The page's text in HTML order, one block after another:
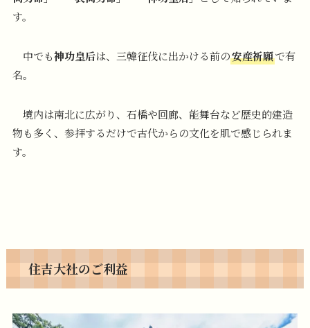
す。
中でも神功皇后は、三韓征伐に出かける前の安産祈願で有
名。
境内は南北に広がり、石橋や回廊、能舞台など歴史的建造
物も多く、参拝するだけで古代からの文化を肌で感じられま
す。
住吉大社のご利益